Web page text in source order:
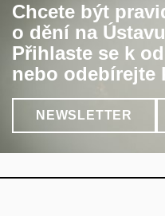
Chcete být
o dění na
Přihlaste se k
nebo odebírejte
NEWSLETTER